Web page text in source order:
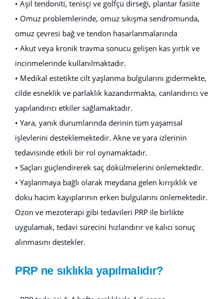
• Aşil tendoniti, tenisçi ve golfçü dirseği, plantar fasiite
• Omuz problemlerinde, omuz sıkışma sendromunda,
omuz çevresi bağ ve tendon hasarlanmalarında
• Akut veya kronik travma sonucu gelişen kas yırtık ve
incinmelerinde kullanılmaktadır.
• Medikal estetikte cilt yaşlanma bulgularını gidermekte,
cilde esneklik ve parlaklık kazandırmakta, canlandırıcı ve
yapılandırıcı etkiler sağlamaktadır.
• Yara, yanık durumlarında derinin tüm yaşamsal
işlevlerini desteklemektedir. Akne ve yara izlerinin
tedavisinde etkili bir rol oynamaktadır.
• Saçları güçlendirerek saç dökülmelerini önlemektedir.
• Yaşlanmaya bağlı olarak meydana gelen kırışıklık ve
doku hacim kayıplarının erken bulgularını önlemektedir.
Ozon ve mezoterapi gibi tedavileri PRP ile birlikte
uygulamak, tedavi sürecini hızlandırır ve kalıcı sonuç
alınmasını destekler.
PRP ne sıklıkla yapılmalıdır?